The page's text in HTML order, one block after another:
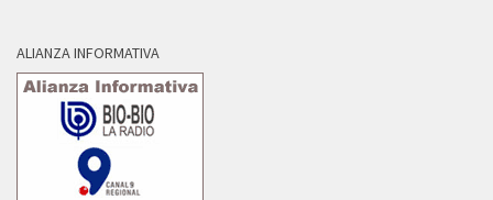
ALIANZA INFORMATIVA